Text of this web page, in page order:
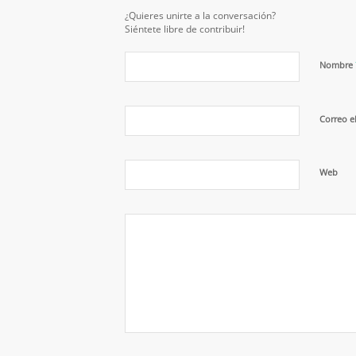
¿Quieres unirte a la conversación?
Siéntete libre de contribuir!
Nombre
Correo
Web